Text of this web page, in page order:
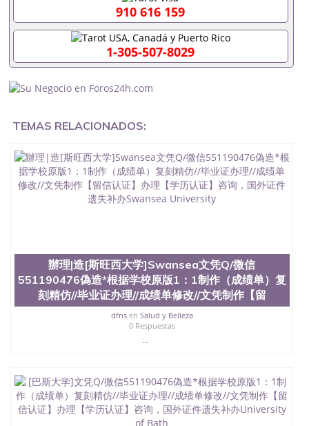
910 616 159
1-305-507-8029
TEMAS RELACIONADOS:
辦理|造[斯旺西大学]Swansea文凭Q/微信
551190476偽造*根据学校原版1：1制作（成绩单）复
刻精仿//毕业证办理//成绩单修改//文凭制作【留
dfnsen Salud y Belleza
0 Respuestas
...